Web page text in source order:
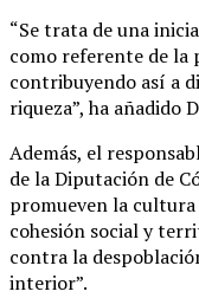
“Se trata de una
como referente de la
contribuyendo así a
riqueza”, ha añadido
Además, el
de la Diputación de
promueven la
cohesión social y
contra la
interior”.